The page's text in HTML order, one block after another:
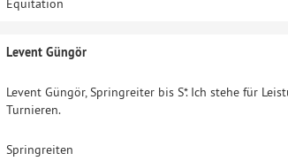
Équitation
Levent Güngör
Levent Güngör, Springreiter bis S*. Ich stehe für
Turnieren.
Springreiten